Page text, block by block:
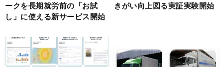
ークを長期就労前の「お試
し」に使える新サービス開始
きがい向上図る実証実験開始